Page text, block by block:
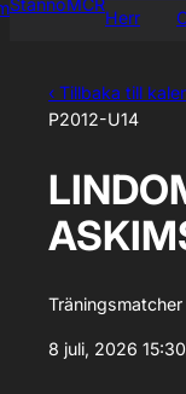
‹ Tillbaka till
P2012-U14
8 juli, 2026